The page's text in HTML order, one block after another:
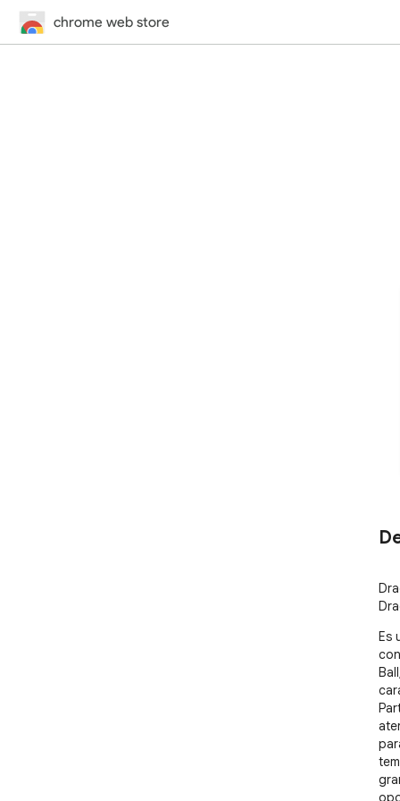
chrome web store
Es